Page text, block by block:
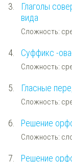
3.
Глаголы
вида
Сложность:
4. Суффикс -
Сложность:
5. Гласные
Сложность:
6. Решение
Сложность:
7.
Решение